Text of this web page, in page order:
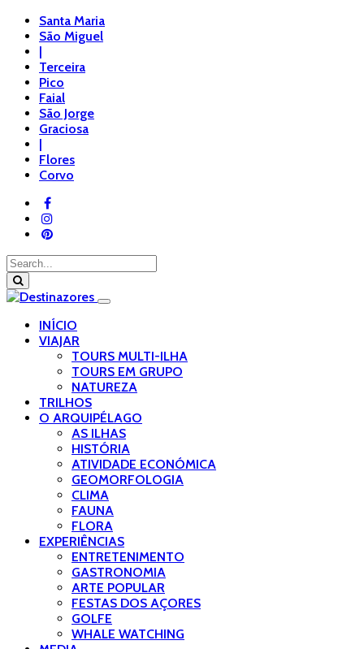
Santa Maria
São Miguel
|
Terceira
Pico
Faial
São Jorge
Graciosa
|
Flores
Corvo
INÍCIO
VIAJAR
TOURS MULTI-ILHA
TOURS EM GRUPO
NATUREZA
TRILHOS
O ARQUIPÉLAGO
AS ILHAS
HISTÓRIA
ATIVIDADE ECONÓMICA
GEOMORFOLOGIA
CLIMA
FAUNA
FLORA
EXPERIÊNCIAS
ENTRETENIMENTO
GASTRONOMIA
ARTE POPULAR
FESTAS DOS AÇORES
GOLFE
WHALE WATCHING